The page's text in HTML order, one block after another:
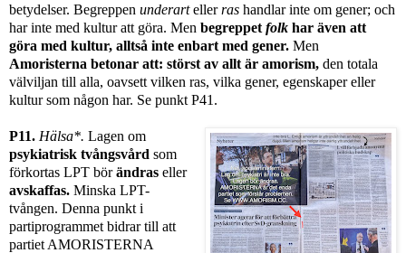
betydelser. Begreppen underartellerras handlar inte om gener; och
har inte med kultur att göra. Men begreppet folk har även att
göra med kultur, alltså inte enbart med gener. Men
Amoristerna betonar att: störst av allt är amorism, den totala
välviljan till alla, oavsett vilken ras, vilka gener, egenskaper eller
kultur som någon har. Se punkt P41.
P11. Hälsa*. Lagen om
psykiatrisk tvångsvård som
förkortas LPT börändras eller
avskaffas. Minska LPT-
tvången. Denna punkt i
partiprogrammet bidrar till att
partiet AMORISTERNA